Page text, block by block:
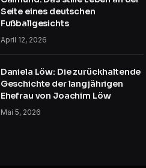
Seite eines deutschen
Fußballgesichts
April 12, 2026
Daniela Löw: Die zurückhaltende
Geschichte der langjährigen
Ehefrau von Joachim Löw
Mai 5, 2026